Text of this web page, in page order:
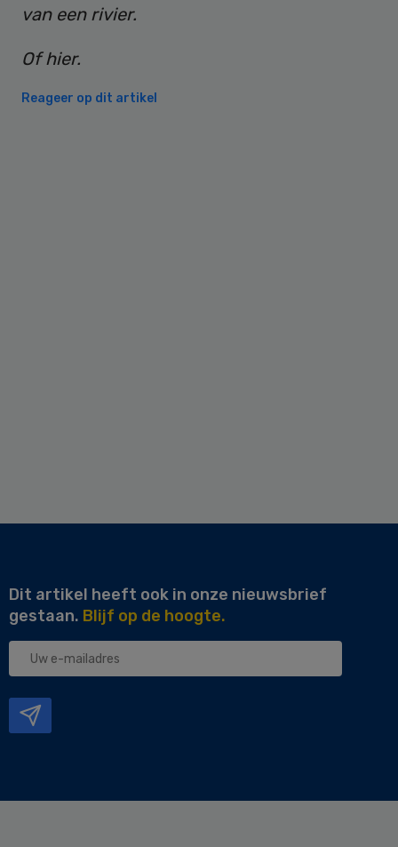
van een rivier.
Of hier.
Reageer op dit artikel
Dit artikel heeft ook in onze nieuwsbrief
gestaan. Blijf op de hoogte.
Uw